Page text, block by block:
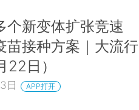
个新变体扩张竞速
苗接种方案｜大流行
22日）
日 APP打开